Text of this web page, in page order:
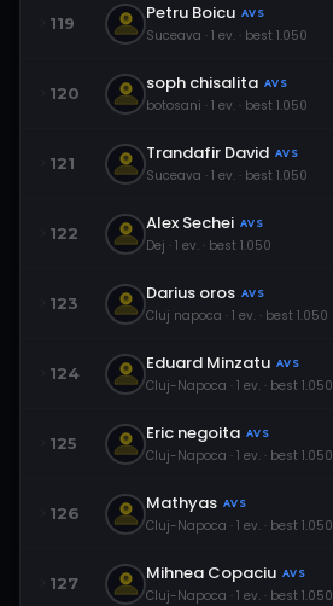
119 Petru Boicu AVS
Suceava · 1 ev. · best 1.050
120 soph chisalita AVS
botosani · 1 ev. · best 1.050
121 Trandafir David AVS
Suceava · 1 ev. · best 1.050
122 Alex Sechei AVS
Dej · 1 ev. · best 1.050
123 Darius oros AVS
Cluj napoca · 1 ev. · best 1.050
124 Eduard Minzatu AVS
Cluj-Napoca · 1 ev. · best 1.050
125 Eric negoita AVS
Cluj-Napoca · 1 ev. · best 1.050
126 Mathyas AVS
Cluj-Napoca · 1 ev. · best 1.050
127 Mihnea Copaciu AVS
Cluj-Napoca · 1 ev. · best 1.050